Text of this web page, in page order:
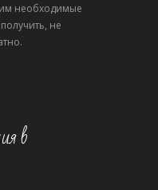
необходимые
не
в